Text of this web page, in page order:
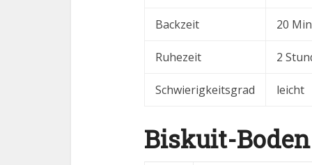
Backzeit 20
Ruhezeit 2
Schwierigkeitsgrad leicht
Biskuit-Boden